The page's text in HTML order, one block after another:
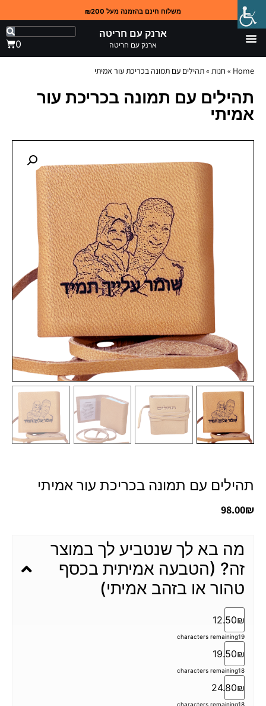
משלוח חינם בהזמנה מעל ₪200
ארנק עם חריטה
ארנק עם חריטה 0
Home
» חנות »תהילים עם תמונה בכריכת עור אמיתי
תהילים עם תמונה בכריכת עור
אמיתי
תהילים עם תמונה בכריכת עור אמיתי
98.00₪
מה בא לך שנטביע לך במוצר
זה? (הטבעה אמיתית בכסף
טהור או בזהב אמיתי)
12.50₪
19
characters remaining
19.50₪
18
characters remaining
24.80₪
18
characters remaining